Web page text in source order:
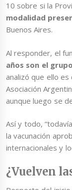
10 sobre si la
modalidad
Buenos Aires.
Al responder, el
años son el
analizó que ello es
Asociación
aunque luego se
Así y todo,
la vacunación
internacionales y
¿Vuelven